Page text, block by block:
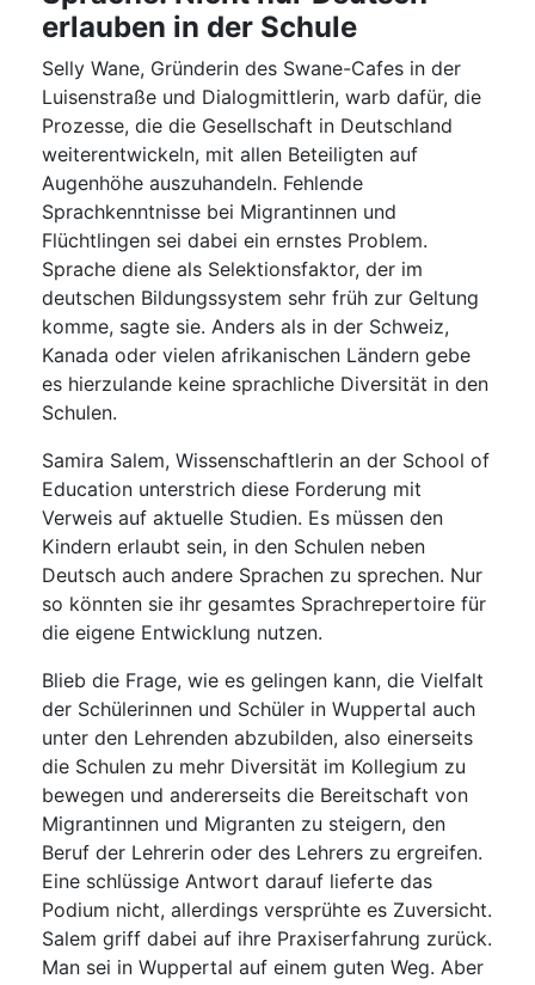
erlauben in der Schule
Selly Wane, Gründerin des Swane-Cafes in der
Luisenstraße und Dialogmittlerin, warb dafür, die
Prozesse, die die Gesellschaft in Deutschland
weiterentwickeln, mit allen Beteiligten auf
Augenhöhe auszuhandeln. Fehlende
Sprachkenntnisse bei Migrantinnen und
Flüchtlingen sei dabei ein ernstes Problem.
Sprache diene als Selektionsfaktor, der im
deutschen Bildungssystem sehr früh zur Geltung
komme, sagte sie. Anders als in der Schweiz,
Kanada oder vielen afrikanischen Ländern gebe
es hierzulande keine sprachliche Diversität in den
Schulen.
Samira Salem, Wissenschaftlerin an der School of
Education unterstrich diese Forderung mit
Verweis auf aktuelle Studien. Es müssen den
Kindern erlaubt sein, in den Schulen neben
Deutsch auch andere Sprachen zu sprechen. Nur
so könnten sie ihr gesamtes Sprachrepertoire für
die eigene Entwicklung nutzen.
Blieb die Frage, wie es gelingen kann, die Vielfalt
der Schülerinnen und Schüler in Wuppertal auch
unter den Lehrenden abzubilden, also einerseits
die Schulen zu mehr Diversität im Kollegium zu
bewegen und andererseits die Bereitschaft von
Migrantinnen und Migranten zu steigern, den
Beruf der Lehrerin oder des Lehrers zu ergreifen.
Eine schlüssige Antwort darauf lieferte das
Podium nicht, allerdings versprühte es Zuversicht.
Salem griff dabei auf ihre Praxiserfahrung zurück.
Man sei in Wuppertal auf einem guten Weg. Aber